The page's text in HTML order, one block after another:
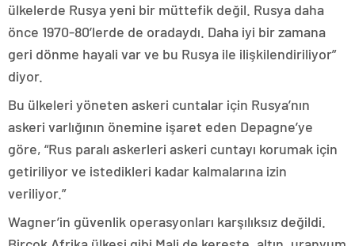
ülkelerde Rusya yeni bir müttefik değil. Rusya daha
önce 1970-80’lerde de oradaydı. Daha iyi bir zamana
geri dönme hayali var ve bu Rusya ile ilişkilendiriliyor”
diyor.
Bu ülkeleri yöneten askeri cuntalar için Rusya’nın
askeri varlığının önemine işaret eden Depagne’ye
göre, “Rus paralı askerleri askeri cuntayı korumak için
getiriliyor ve istedikleri kadar kalmalarına izin
veriliyor.”
Wagner’in güvenlik operasyonları karşılıksız değildi.